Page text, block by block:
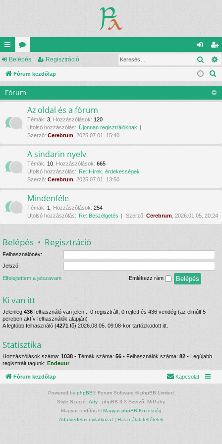
yo
rs
lin
ke
k
ór
u
ok
el
ép
eg
is
ztr
ác
Belépés Regisztráció
Fórum kezdőlap
Fórum
Az oldal és a fórum
Témák: 3 Hozzászólások: 120
Utolsó hozzászólás: Újonnan regisztrálóknak
Szerző: Cerebrum , 2025.07.01. 15:40
A sindarin nyelv
Témák: 10 Hozzászólások: 665
Utolsó hozzászólás: Re: Hírek, érdekességek
Szerző: Cerebrum , 2025.07.01. 13:50
Mindenféle
Témák: 1 Hozzászólások: 254
Utolsó hozzászólás: Re: Beszélgetés Szerző: Cerebrum , 2026.01.05. 20:24
Belépés • Regisztráció
Felhasználónév:
Jelszó:
Elfelejtettem a jelszavam Emlékezz rám
Ki van itt
Jelenleg 436 felhasználó van jelen :: 0 regisztrált, 0 rejtett és 436 vendég (az elmúlt 5
percben aktív felhasználók alapján)
A legtöbb felhasználó (4271 fő) 2026.08.05. 09:08-kor tartózkodott itt.
Statisztika
Hozzászólások száma: 1038 • Témák száma: 56 • Felhasználók száma: 82 • Legújabb
regisztrált tagunk: Endeuur
Fórum kezdőlap Kapcsolat
Powered by phpBB® Forum Software © phpBB Limited
Style Szerző: Arty - phpBB 3.3 Szerző: MrGaby
Magyar fordítás © Magyar phpBB Közösség
Adatvédelmi nyilatkozat| Használati feltételek